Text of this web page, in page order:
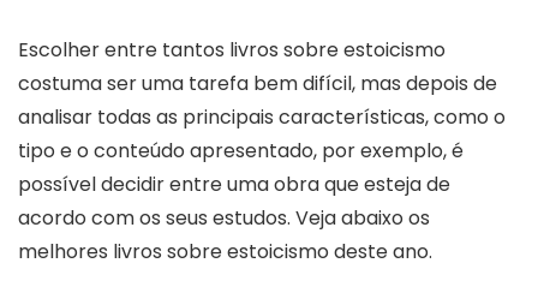
Escolher entre tantos livros sobre estoicismo
costuma ser uma tarefa bem difícil, mas depois de
analisar todas as principais características, como o
tipo e o conteúdo apresentado, por exemplo, é
possível decidir entre uma obra que esteja de
acordo com os seus estudos. Veja abaixo os
melhores livros sobre estoicismo deste ano.